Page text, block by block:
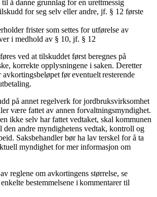
å danne grunnlag for en urettmessig
for seg selv eller andre, jf. § 12 første
frister som settes for utførelse av
i medhold av § 10, jf. § 12
ved at tilskuddet først beregnes på
korrekte opplysningene i saken. Deretter
før eventuelt resterende
på annet regelverk for jordbruksvirksomhet
være fattet av annen forvaltningsmyndighet.
ikke selv har fattet vedtaket, skal kommunen
den andre myndighetens vedtak, kontroll og
Saksbehandler bør ha lav terskel for å ta
myndighet for mer informasjon om
reglene om avkortingens størrelse, se
bestemmelsene i kommentarer til